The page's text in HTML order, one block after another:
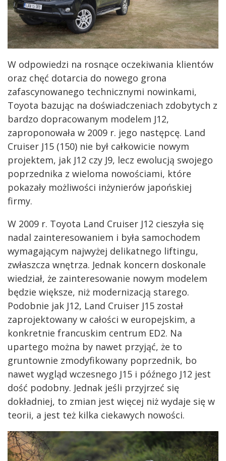
W odpowiedzi na rosnące oczekiwania klientów
oraz chęć dotarcia do nowego grona
zafascynowanego technicznymi nowinkami,
Toyota bazując na doświadczeniach zdobytych z
bardzo dopracowanym modelem J12,
zaproponowała w 2009 r. jego następcę. Land
Cruiser J15 (150) nie był całkowicie nowym
projektem, jak J12 czy J9, lecz ewolucją swojego
poprzednika z wieloma nowościami, które
pokazały możliwości inżynierów japońskiej
firmy.
W 2009 r. Toyota Land Cruiser J12 cieszyła się
nadal zainteresowaniem i była samochodem
wymagającym najwyżej delikatnego liftingu,
zwłaszcza wnętrza. Jednak koncern doskonale
wiedział, że zainteresowanie nowym modelem
będzie większe, niż modernizacją starego.
Podobnie jak J12, Land Cruiser J15 został
zaprojektowany w całości w europejskim, a
konkretnie francuskim centrum ED2. Na
upartego można by nawet przyjąć, że to
gruntownie zmodyfikowany poprzednik, bo
nawet wygląd wczesnego J15 i późnego J12 jest
dość podobny. Jednak jeśli przyjrzeć się
dokładniej, to zmian jest więcej niż wydaje się w
teorii, a jest też kilka ciekawych nowości.